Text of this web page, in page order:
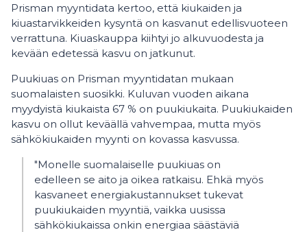
Prisman myyntidata kertoo, että kiukaiden ja
kiuastarvikkeiden kysyntä on kasvanut edellisvuoteen
verrattuna. Kiuaskauppa kiihtyi jo alkuvuodesta ja
kevään edetessä kasvu on jatkunut.
Puukiuas on Prisman myyntidatan mukaan
suomalaisten suosikki. Kuluvan vuoden aikana
myydyistä kiukaista 67 % on puukiukaita. Puukiukaiden
kasvu on ollut keväällä vahvempaa, mutta myös
sähkökiukaiden myynti on kovassa kasvussa.
"Monelle suomalaiselle puukiuas on
edelleen se aito ja oikea ratkaisu. Ehkä myös
kasvaneet energiakustannukset tukevat
puukiukaiden myyntiä, vaikka uusissa
sähkökiukaissa onkin energiaa säästäviä